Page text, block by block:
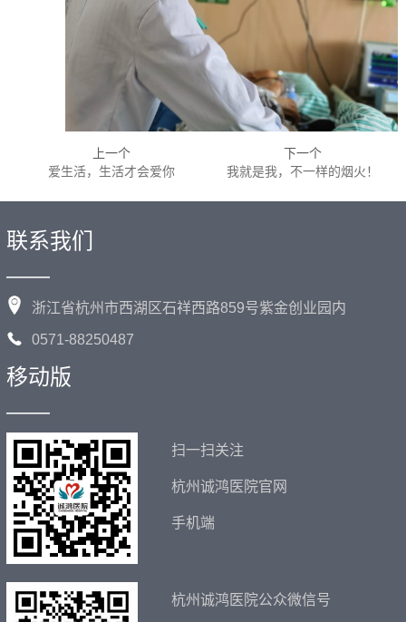
上一个
爱生活，生活才会爱你
下一个
我就是我，不一样的烟火！
联系我们
——
浙江省杭州市西湖区石祥西路859号紫金创业园内
0571-88250487
移动版
——
扫一扫关注
杭州诚鸿医院官网
手机端
杭州诚鸿医院公众微信号